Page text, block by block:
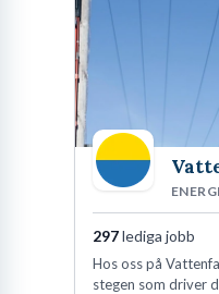
ENERGI
297lediga jobb
Hos oss på
stegen som driver